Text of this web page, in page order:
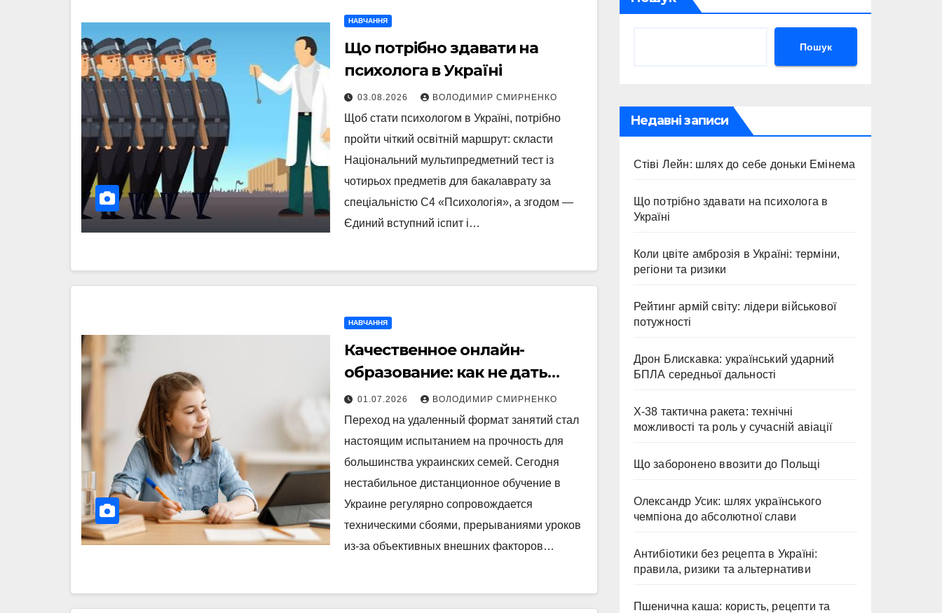
НАВЧАННЯ
Що потрібно здавати на
психолога в Україні
03.08.2026 ВОЛОДИМИР СМИРНЕНКО
Щоб стати психологом в Україні, потрібно
пройти чіткий освітній маршрут: скласти
Національний мультипредметний тест із
чотирьох предметів для бакалаврату за
спеціальністю C4 «Психологія», а згодом —
Єдиний вступний іспит і…
НАВЧАННЯ
Качественное онлайн-
образование: как не дать
ребенку отстать от школьной
программы
01.07.2026 ВОЛОДИМИР СМИРНЕНКО
Переход на удаленный формат занятий стал
настоящим испытанием на прочность для
большинства украинских семей. Сегодня
нестабильное дистанционное обучение в
Украине регулярно сопровождается
техническими сбоями, прерываниями уроков
из-за объективных внешних факторов…
Пошук
Недавні записи
Стіві Лейн: шлях до себе доньки Емінема
Що потрібно здавати на психолога в
Україні
Коли цвіте амброзія в Україні: терміни,
регіони та ризики
Рейтинг армій світу: лідери військової
потужності
Дрон Блискавка: український ударний
БПЛА середньої дальності
Х-38 тактична ракета: технічні
можливості та роль у сучасній авіації
Що заборонено ввозити до Польщі
Олександр Усик: шлях українського
чемпіона до абсолютної слави
Антибіотики без рецепта в Україні:
правила, ризики та альтернативи
Пшенична каша: користь, рецепти та